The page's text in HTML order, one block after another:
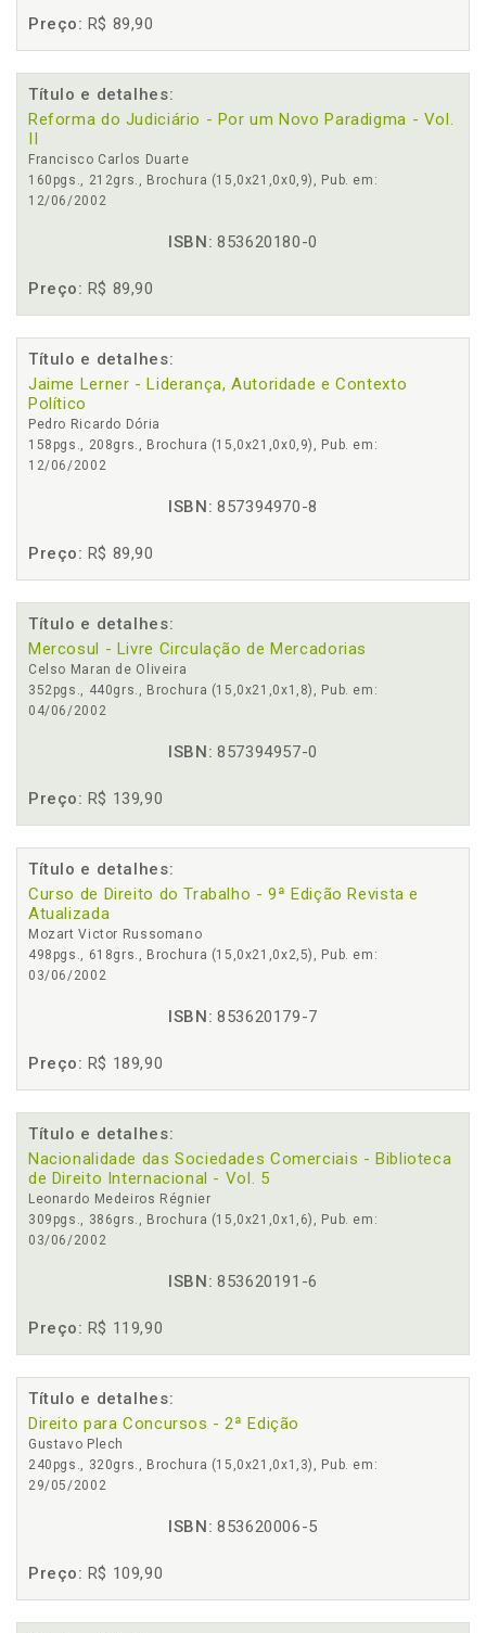
Preço: R$ 89,90
Título e detalhes:
Reforma do Judiciário - Por um Novo Paradigma - Vol.
II
Francisco Carlos Duarte
160pgs., 212grs., Brochura (15,0x21,0x0,9), Pub. em:
12/06/2002
ISBN: 853620180-0
Preço: R$ 89,90
Título e detalhes:
Jaime Lerner - Liderança, Autoridade e Contexto
Político
Pedro Ricardo Dória
158pgs., 208grs., Brochura (15,0x21,0x0,9), Pub. em:
12/06/2002
ISBN: 857394970-8
Preço: R$ 89,90
Título e detalhes:
Mercosul - Livre Circulação de Mercadorias
Celso Maran de Oliveira
352pgs., 440grs., Brochura (15,0x21,0x1,8), Pub. em:
04/06/2002
ISBN: 857394957-0
Preço: R$ 139,90
Título e detalhes:
Curso de Direito do Trabalho - 9ª Edição Revista e
Atualizada
Mozart Victor Russomano
498pgs., 618grs., Brochura (15,0x21,0x2,5), Pub. em:
03/06/2002
ISBN: 853620179-7
Preço: R$ 189,90
Título e detalhes:
Nacionalidade das Sociedades Comerciais - Biblioteca
de Direito Internacional - Vol. 5
Leonardo Medeiros Régnier
309pgs., 386grs., Brochura (15,0x21,0x1,6), Pub. em:
03/06/2002
ISBN: 853620191-6
Preço: R$ 119,90
Título e detalhes:
Direito para Concursos - 2ª Edição
Gustavo Plech
240pgs., 320grs., Brochura (15,0x21,0x1,3), Pub. em:
29/05/2002
ISBN: 853620006-5
Preço: R$ 109,90